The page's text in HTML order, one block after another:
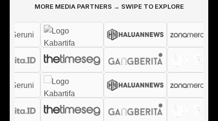
MORE MEDIA PARTNERS → SWIPE TO EXPLORE